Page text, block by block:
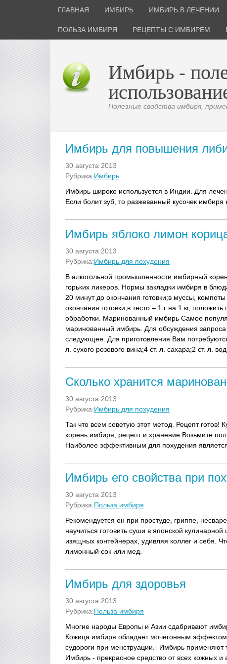
ГЛАВНАЯ ИМБИРЬ ИМБИРЬ В ЛЕЧЕНИИ
ПОЛЬЗА ИМБИРЯ РЕЦЕПТЫ С ИМБИРЕМ
Имбирь -
Полезные свойства имбиря,
Имбирь для повышения
30 августа 2013
Рубрика:Имбирь
Имбирь широко используется в Индии. Для
Если болит зуб, то разжеванный кусочек
Имбирь яблоко лимон
30 августа 2013
Рубрика:Имбирь для похудения
В алкогольной промышленности имбирный
горьких ликеров. Нормы закладки имбиря в
20 минут до окончания готовки;в муссы,
окончания готовки;в тесто – 1 г на 1 кг,
обработки. Маринованный имбирь Самое
маринованный имбирь. Для обсуждения
следующее. Для приготовления Вам
л. сухого розового вина;4 ст. л. сахара;2 ст. л.
Сколько хранится
30 августа 2013
Рубрика:Имбирь для похудения
Так что всем советую этот метод. Рецепт
корень имбиря, рецепт и хранение Возьмите
Наиболее эффективным для похудения
Имбирь его свойства при
30 августа 2013
Рубрика:Польза имбиря
Рекомендуется он при простуде, гриппе,
научиться готовить суши в японской
изящных контейнерах, удивляя коллег и себя.
лимонный сок или мед.
Имбирь для здоровья
30 августа 2013
Рубрика:Польза имбиря
Многие народы Европы и Азии сдабривают
Кожица имбиря обладает мочегонным
судороги при менструации.- Имбирь применяют
Имбирь - прекрасное средство от всех кожных